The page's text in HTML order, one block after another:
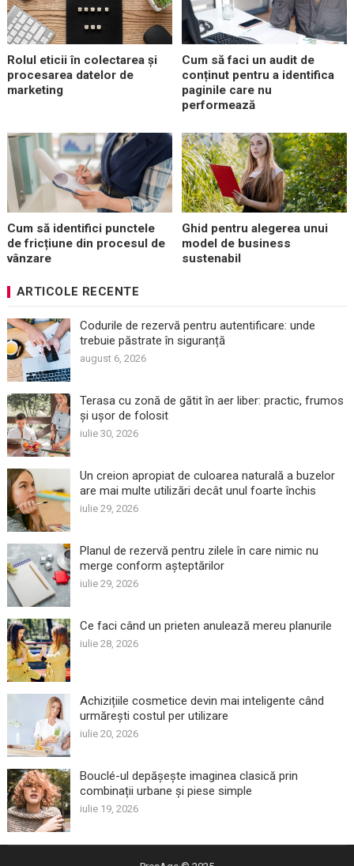
Rolul eticii în colectarea și
procesarea datelor de
marketing
Cum să faci un audit de
conținut pentru a identifica
paginile care nu
performează
Cum să identifici punctele
de fricțiune din procesul de
vânzare
Ghid pentru alegerea unui
model de business
sustenabil
ARTICOLE RECENTE
Codurile de rezervă pentru autentificare: unde
trebuie păstrate în siguranță
august 6, 2026
Terasa cu zonă de gătit în aer liber: practic, frumos
și ușor de folosit
iulie 30, 2026
Un creion apropiat de culoarea naturală a buzelor
are mai multe utilizări decât unul foarte închis
iulie 29, 2026
Planul de rezervă pentru zilele în care nimic nu
merge conform așteptărilor
iulie 29, 2026
Ce faci când un prieten anulează mereu planurile
iulie 28, 2026
Achizițiile cosmetice devin mai inteligente când
urmărești costul per utilizare
iulie 20, 2026
Bouclé-ul depășește imaginea clasică prin
combinații urbane și piese simple
iulie 19, 2026